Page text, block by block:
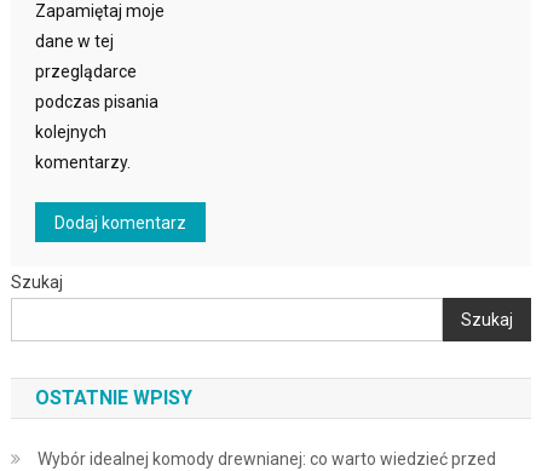
Zapamiętaj moje
dane w tej
przeglądarce
podczas pisania
kolejnych
komentarzy.
Szukaj
Szukaj
OSTATNIE WPISY
Wybór idealnej komody drewnianej: co warto wiedzieć przed